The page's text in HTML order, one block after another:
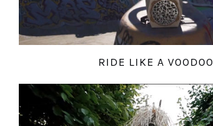
RIDE LIKE A VOODOO